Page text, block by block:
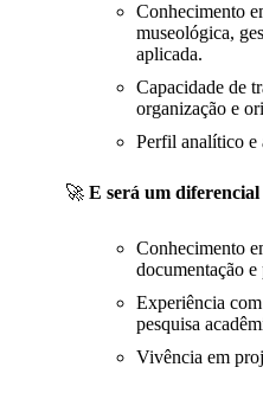
Conhecimento
museológica,
aplicada.
Capacidade de
organização e
Perfil analítico e
🚀 E será um diferencial
Conhecimento
documentação
Experiência
pesquisa
Vivência em